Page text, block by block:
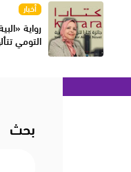
أخبار
رواية
التومي
بحث